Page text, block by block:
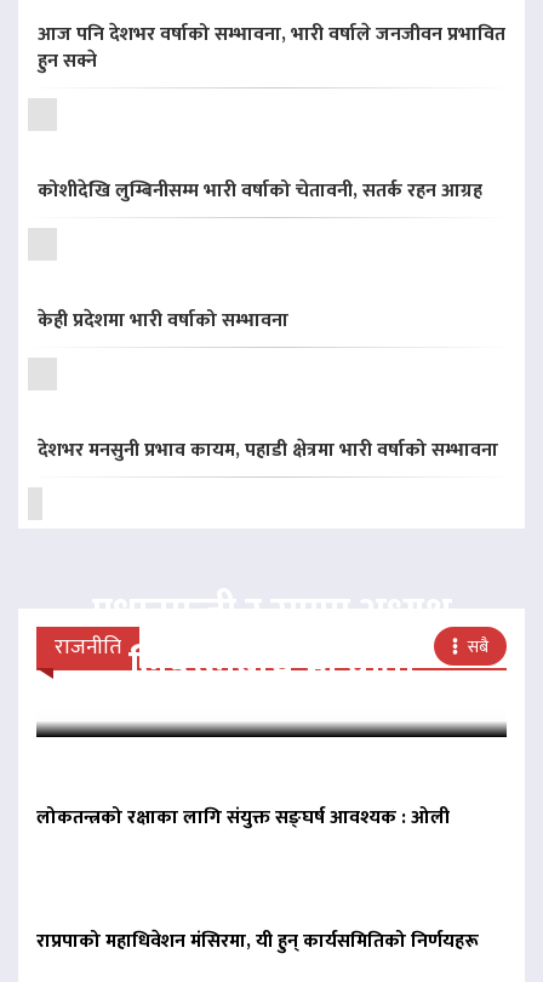
आज पनि देशभर वर्षाको सम्भावना, भारी वर्षाले जनजीवन प्रभावित
हुन सक्ने
कोशीदेखि लुम्बिनीसम्म भारी वर्षाको चेतावनी, सतर्क रहन आग्रह
केही प्रदेशमा भारी वर्षाको सम्भावना
देशभर मनसुनी प्रभाव कायम, पहाडी क्षेत्रमा भारी वर्षाको सम्भावना
राजनीति सबै
प्रधानमन्त्री र राप्रपा अध्यक्ष
लिङदेनबीच भेटवार्ता
लोकतन्त्रको रक्षाका लागि संयुक्त सङ्घर्ष आवश्यक : ओली
राप्रपाको महाधिवेशन मंसिरमा, यी हुन् कार्यसमितिको निर्णयहरू